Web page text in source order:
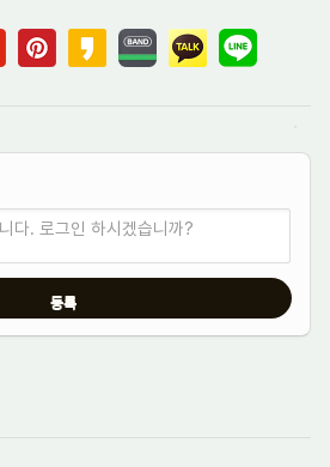
다. 로그인 하시겠습니까?